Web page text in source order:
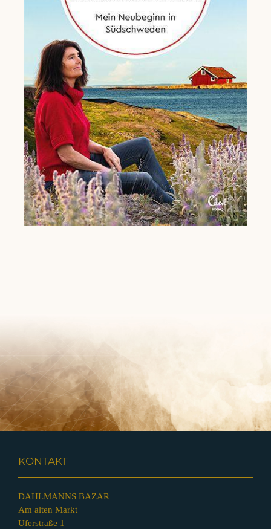
KONTAKT
DAHLMANNS BAZAR
Am alten Markt
Uferstraße 1